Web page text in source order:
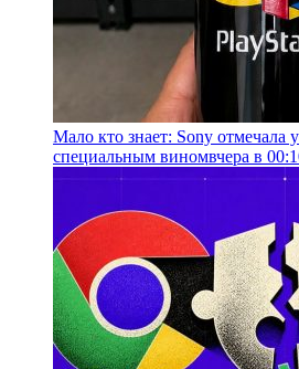
Мало кто знает: Sony отмечала
специальным виномвчера в